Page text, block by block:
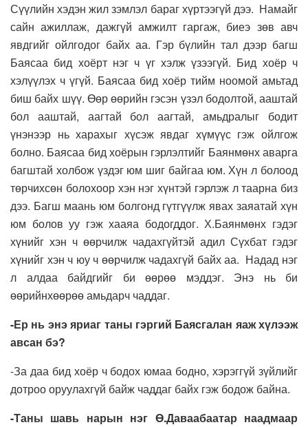
Сүүлийн хэдэн жил зэмлэл бараг хүртээгүй дээ. Намайг
сайн ажиллаж, дажгүй амжилт гаргаж, биеэ зөв авч
явдгийг ойлгодог байх аа. Гэр бүлийн тал дээр багш
Баясаа бид хоёрт нэг ч үг хэлж үзээгүй. Бид хоёр ч
хэлүүлэх ч үгүй. Баясаа бид хоёр тийм ноомой амьтад
биш байх шүү. Өөр өөрийн гэсэн үзэл бодолтой, ааштай
бол ааштай, аагтай бол аагтай, амьдралыг бодит
үнэнээр нь харахыг хүсэж явдаг хүмүүс гэж ойлгож
болно. Баясаа бид хоёрын гэрлэлтийг Баянмөнх аварга
багштай холбож үздэг юм шиг байгаа юм. Хүн л болоод
төрчихсөн болохоор хэн нэг хүнтэй гэрлэж л таарна биз
дээ. Багш маань юм болгонд гүтгүүлж явах заяатай хүн
юм болов уу гэж хааяа бодогддог. Х.Баянмөнх гэдэг
хүнийг хэн ч өөрчилж чадахгүйтэй адил Сүхбат гэдэг
хүнийг хэн ч юу ч өөрчилж чадахгүй байх аа. Надад нэг
л алдаа байдгийг би өөрөө мэддэг. Энэ нь би
өөрийнхөөрөө амьдарч чаддаг.
-Ер нь энэ яриаг таны гэргий Баясгалан яаж хүлээж
авсан бэ?
-За даа бид хоёр ч бодох юмаа бодно, хэрэггүй зүйлийг
дотроо оруулахгүй байж чаддаг байх гэж бодож байна.
-Таны шавь нарын нэг Ө.Даваабаатар наадмаар